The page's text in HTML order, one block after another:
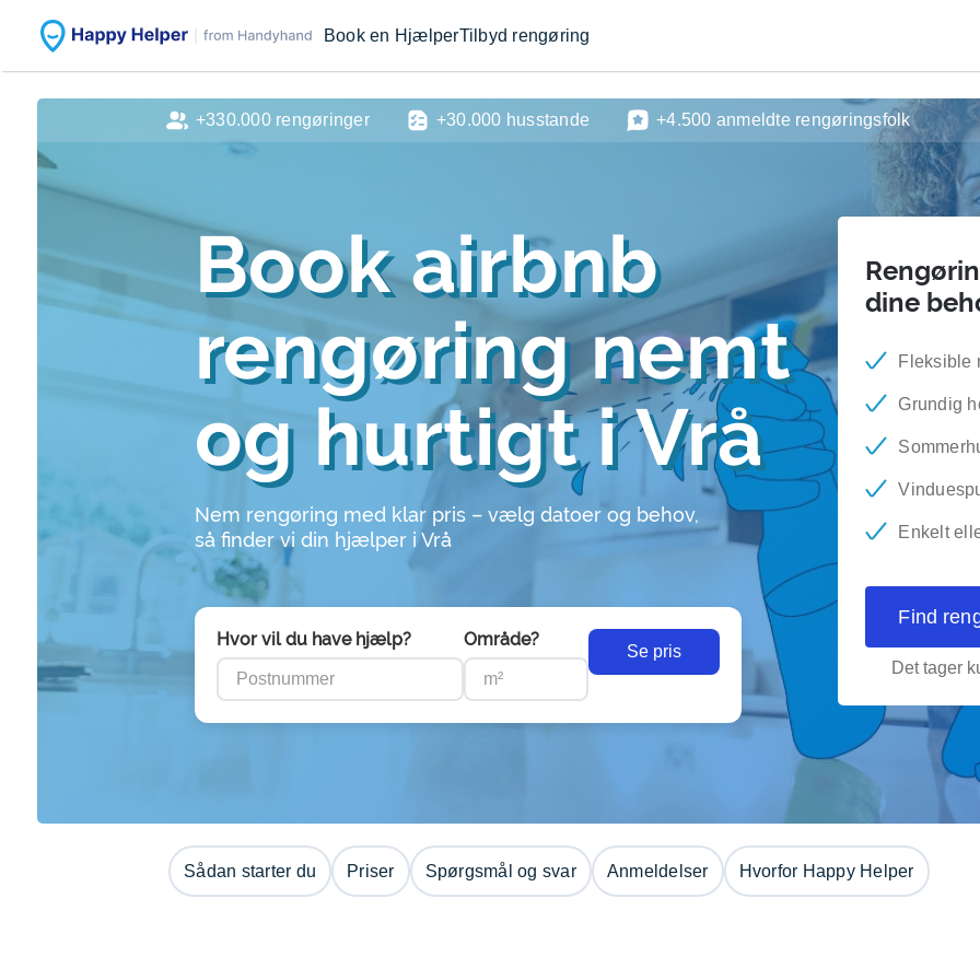
Book en HjælperTilbyd rengøring
Book airbnb
rengøring nemt
og hurtigt i Vrå
Nem rengøring med klar pris – vælg datoer og behov,
så finder vi din hjælper i Vrå
Hvor vil du have hjælp? Område?
Se pris
dine
Fleksible
Grundig
Enkelt
Find
Det tager
+330.000 rengøringer +30.000 husstande +4.500 anmeldte rengøringsfolk
Sådan starter du Priser Spørgsmål og svar Anmeldelser Hvorfor Happy Helper